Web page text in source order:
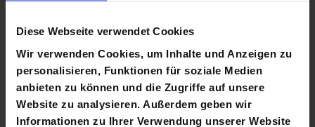
Diese Webseite verwendet Cookies
Wir verwenden Cookies, um Inhalte und Anzeigen zu
personalisieren, Funktionen für soziale Medien
anbieten zu können und die Zugriffe auf unsere
Website zu analysieren. Außerdem geben wir
Informationen zu Ihrer Verwendung unserer Website